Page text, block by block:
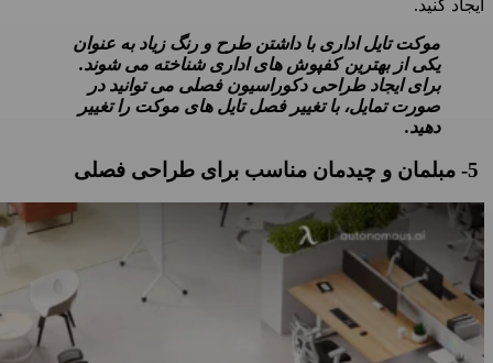
ایجاد کنید.
موکت تایل اداری با داشتن طرح و رنگ زیاد به عنوان
یکی از بهترین کفپوش های اداری شناخته می شوند.
برای ایجاد طراحی دکوراسیون فصلی می توانید در
صورت تمایل، با تغییر فصل تایل های موکت را تغییر
دهید.